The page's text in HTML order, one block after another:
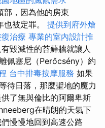
部，因為他的房東
被定罪。 提供到府外燴
治療 專業的室內設計推
毀滅性的苔蘚牆就讓人
佩塞尼（Perőcsény）約
台中排毒按摩服務 如果
待日落，那麼聖地的魔力
了無與倫比的阿爾卑斯
在晴朗的天氣下
慢慢地回到高速公路